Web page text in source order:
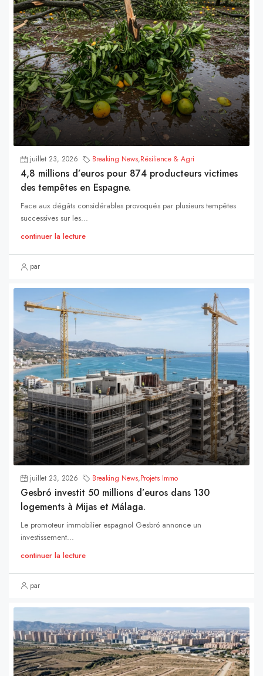
juillet 23, 2026 Breaking News,Résilience & Agri
4,8 millions d’euros pour 874 producteurs victimes
des tempêtes en Espagne.
Face aux dégâts considérables provoqués par plusieurs tempêtes
successives sur les...
continuer la lecture
par
juillet 23, 2026 Breaking News,Projets Immo
Gesbró investit 50 millions d’euros dans 130
logements à Mijas et Málaga.
Le promoteur immobilier espagnol Gesbró annonce un
investissement...
continuer la lecture
par